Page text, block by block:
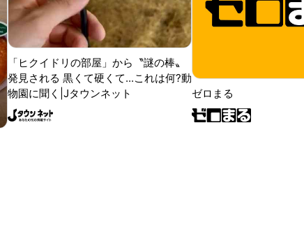
「ヒクイドリの部屋」から〝謎の棒〟
発見される 黒くて硬くて...これは何?動
物園に聞く|Jタウンネット
ゼロまる